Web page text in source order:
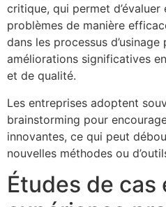
critique, qui permet
problèmes de manière
dans les processus
améliorations significatives
et de qualité.
Les entreprises adoptent
brainstorming pour
innovantes, ce qui peut
nouvelles méthodes ou
Études de cas